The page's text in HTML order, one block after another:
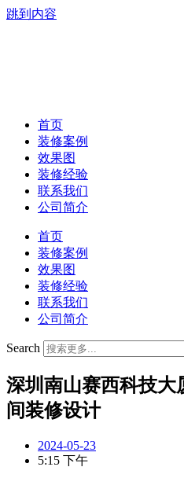
跳到内容
首页
装修案例
效果图
装修经验
联系我们
公司简介
首页
装修案例
效果图
装修经验
联系我们
公司简介
Search
深圳南山赛西科技大
间装修设计
2024-05-23
5:15 下午